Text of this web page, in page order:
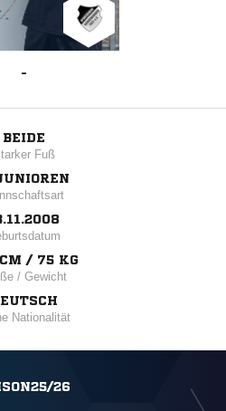
-
BEIDE
Fuß
/ 75 KG
/ Gewicht
Nationalität
26